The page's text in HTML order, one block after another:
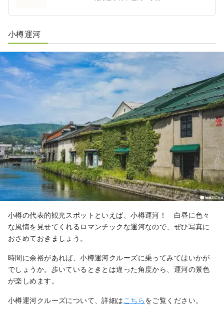
小樽運河
小樽の代表的観光スポットといえば、小樽運河！ 白昼に色々
な風情を見せてくれるロマンチックな運河なので、ぜひ写真に
おさめておきましょう。
時間に余裕があれば、小樽運河クルーズに乗ってみてはいかが
でしょうか。歩いているときとは違った角度から、運河の景色
が楽しめます。
小樽運河クルーズについて、詳細は こちらをご覧ください。